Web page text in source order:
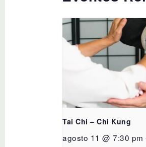
Tai Chi – Chi Kung
agosto 11 @ 7:30 pm